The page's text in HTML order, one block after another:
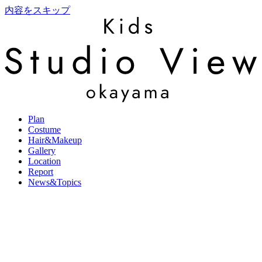
内容をスキップ
Plan
Costume
Hair&Makeup
Gallery
Location
Report
News&Topics